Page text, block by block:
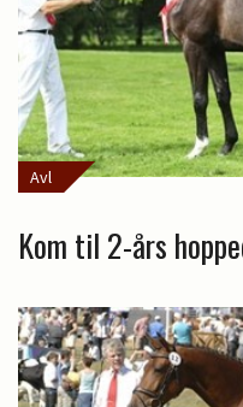
Avl
Kom til 2-års